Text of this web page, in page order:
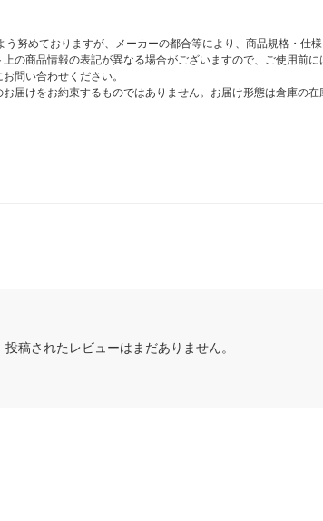
努めておりますが、メーカーの都合等により、商品規格・仕
の商品情報の表記が異なる場合がございますので、ご使用前
問い合わせください。
届けをお約束するものではありません。お届け形態は倉庫の
投稿されたレビューはまだありません。